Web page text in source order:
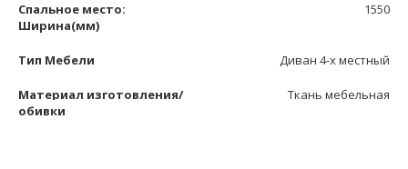
Спальное место:
Ширина(мм)
1550
Тип Мебели Диван 4-х местный
Материал изготовления/
обивки
Ткань мебельная